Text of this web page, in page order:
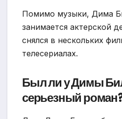
Помимо музыки, Дима
занимается актерской
снялся в нескольких
телесериалах.
Был ли у Димы
серьезный